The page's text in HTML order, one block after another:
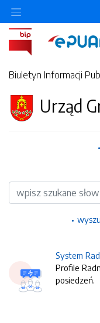
Biuletyn Informacji
Urząd
Wyszukiwarka
System
Profile
posiedzeń.